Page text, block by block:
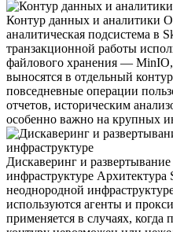
Контур данных и аналитики
аналитическая подсистема в
транзакционной работы
файлового хранения — MinIO,
выносятся в отдельный
повседневные операции
отчетов, историческим
особенно важно на крупных
Дискаверинг и
инфраструктуре Архитектура
неоднородной
используются агенты и
применяется в случаях,